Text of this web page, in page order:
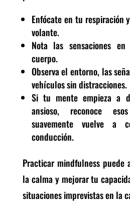
Enfócate en tu respiración
volante.
Nota las sensaciones
cuerpo.
Observa el entorno, las
vehículos sin distracciones.
Si tu mente empieza a
ansioso, reconoce
suavemente vuelve a
conducción.
Practicar mindfulness puede
la calma y mejorar tu
situaciones imprevistas en la